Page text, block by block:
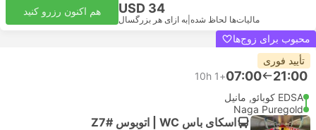
USD 34
مالیات‌ها لحاظ شده به ازای هر بزرگسال
هم اکنون رزرو کنید
محبوب برای زوج‌ها
تأیید فوری
21:00
07:00
+1
10h
EDSA کوبائو, مانیل
Naga Puregold
اسکای باس WC | اتوبوس #Z7